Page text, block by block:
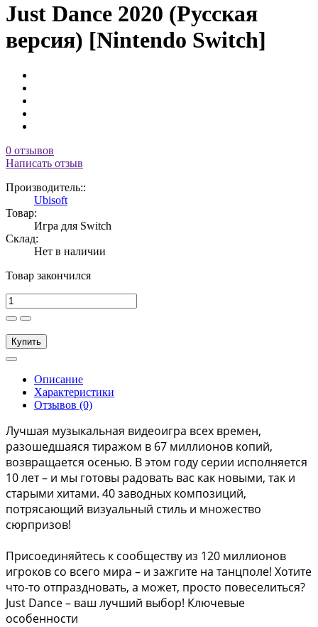
Just Dance 2020 (Русская
версия) [Nintendo Switch]
0 отзывов
Написать отзыв
Производитель::
Ubisoft
Товар:
Игра для Switch
Склад:
Нет в наличии
Товар закончился
Купить
Описание
Характеристики
Отзывов (0)
Лучшая музыкальная видеоигра всех времен,
разошедшаяся тиражом в 67 миллионов копий,
возвращается осенью. В этом году серии исполняется
10 лет – и мы готовы радовать вас как новыми, так и
старыми хитами. 40 заводных композиций,
потрясающий визуальный стиль и множество
сюрпризов!
Присоединяйтесь к сообществу из 120 миллионов
игроков со всего мира – и зажгите на танцполе! Хотите
что-то отпраздновать, а может, просто повеселиться?
Just Dance – ваш лучший выбор! Ключевые
особенности